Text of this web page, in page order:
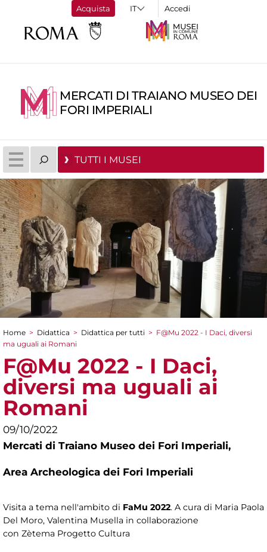
Acquista Accedi
MERCATI DI TRAIANO MUSEO DEI
FORI IMPERIALI
TUTTI I MUSEI
Tu sei qui
Home > Didattica > Didattica per tutti > F@Mu 2022 - I Daci, diversi
ma uguali ai Romani
F@Mu 2022 - I Daci,
diversi ma uguali ai
Romani
09/10/2022
Mercati di Traiano Museo dei Fori Imperiali,
Area Archeologica dei Fori Imperiali
Visita a tema nell'ambito di FaMu 2022. A cura di Maria Paola
Del Moro, Valentina Musella in collaborazione
con Zètema Progetto Cultura